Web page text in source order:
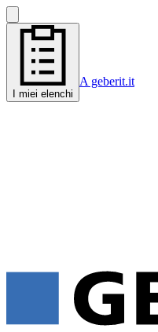
I miei elenchi
A geberit.it